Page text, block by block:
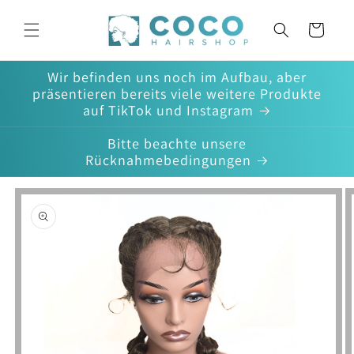
Inhalt
Warenkorb
Wir befinden uns noch im Aufbau, aber
präsentieren bereits viele weitere Produkte
auf TikTok und Instagram
Bitte beachte unsere
Rücknahmebedingungen